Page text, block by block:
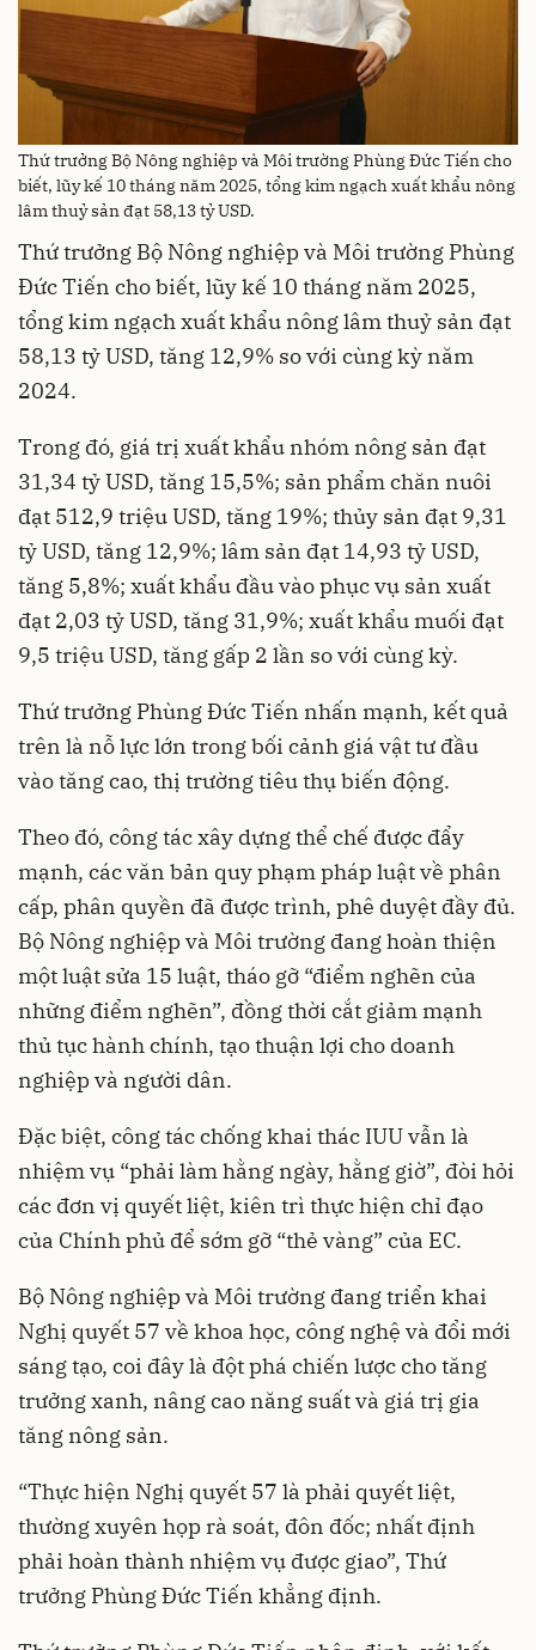
Thứ trưởng Bộ Nông nghiệp và Môi trường Phùng Đức Tiến cho
biết, lũy kế 10 tháng năm 2025, tổng kim ngạch xuất khẩu nông
lâm thuỷ sản đạt 58,13 tỷ USD.
Thứ trưởng Bộ Nông nghiệp và Môi trường Phùng
Đức Tiến cho biết, lũy kế 10 tháng năm 2025,
tổng kim ngạch xuất khẩu nông lâm thuỷ sản đạt
58,13 tỷ USD, tăng 12,9% so với cùng kỳ năm
2024.
Trong đó, giá trị xuất khẩu nhóm nông sản đạt
31,34 tỷ USD, tăng 15,5%; sản phẩm chăn nuôi
đạt 512,9 triệu USD, tăng 19%; thủy sản đạt 9,31
tỷ USD, tăng 12,9%; lâm sản đạt 14,93 tỷ USD,
tăng 5,8%; xuất khẩu đầu vào phục vụ sản xuất
đạt 2,03 tỷ USD, tăng 31,9%; xuất khẩu muối đạt
9,5 triệu USD, tăng gấp 2 lần so với cùng kỳ.
Thứ trưởng Phùng Đức Tiến nhấn mạnh, kết quả
trên là nỗ lực lớn trong bối cảnh giá vật tư đầu
vào tăng cao, thị trường tiêu thụ biến động.
Theo đó, công tác xây dựng thể chế được đẩy
mạnh, các văn bản quy phạm pháp luật về phân
cấp, phân quyền đã được trình, phê duyệt đầy đủ.
Bộ Nông nghiệp và Môi trường đang hoàn thiện
một luật sửa 15 luật, tháo gỡ “điểm nghẽn của
những điểm nghẽn”, đồng thời cắt giảm mạnh
thủ tục hành chính, tạo thuận lợi cho doanh
nghiệp và người dân.
Đặc biệt, công tác chống khai thác IUU vẫn là
nhiệm vụ “phải làm hằng ngày, hằng giờ”, đòi hỏi
các đơn vị quyết liệt, kiên trì thực hiện chỉ đạo
của Chính phủ để sớm gỡ “thẻ vàng” của EC.
Bộ Nông nghiệp và Môi trường đang triển khai
Nghị quyết 57 về khoa học, công nghệ và đổi mới
sáng tạo, coi đây là đột phá chiến lược cho tăng
trưởng xanh, nâng cao năng suất và giá trị gia
tăng nông sản.
“Thực hiện Nghị quyết 57 là phải quyết liệt,
thường xuyên họp rà soát, đôn đốc; nhất định
phải hoàn thành nhiệm vụ được giao”, Thứ
trưởng Phùng Đức Tiến khẳng định.